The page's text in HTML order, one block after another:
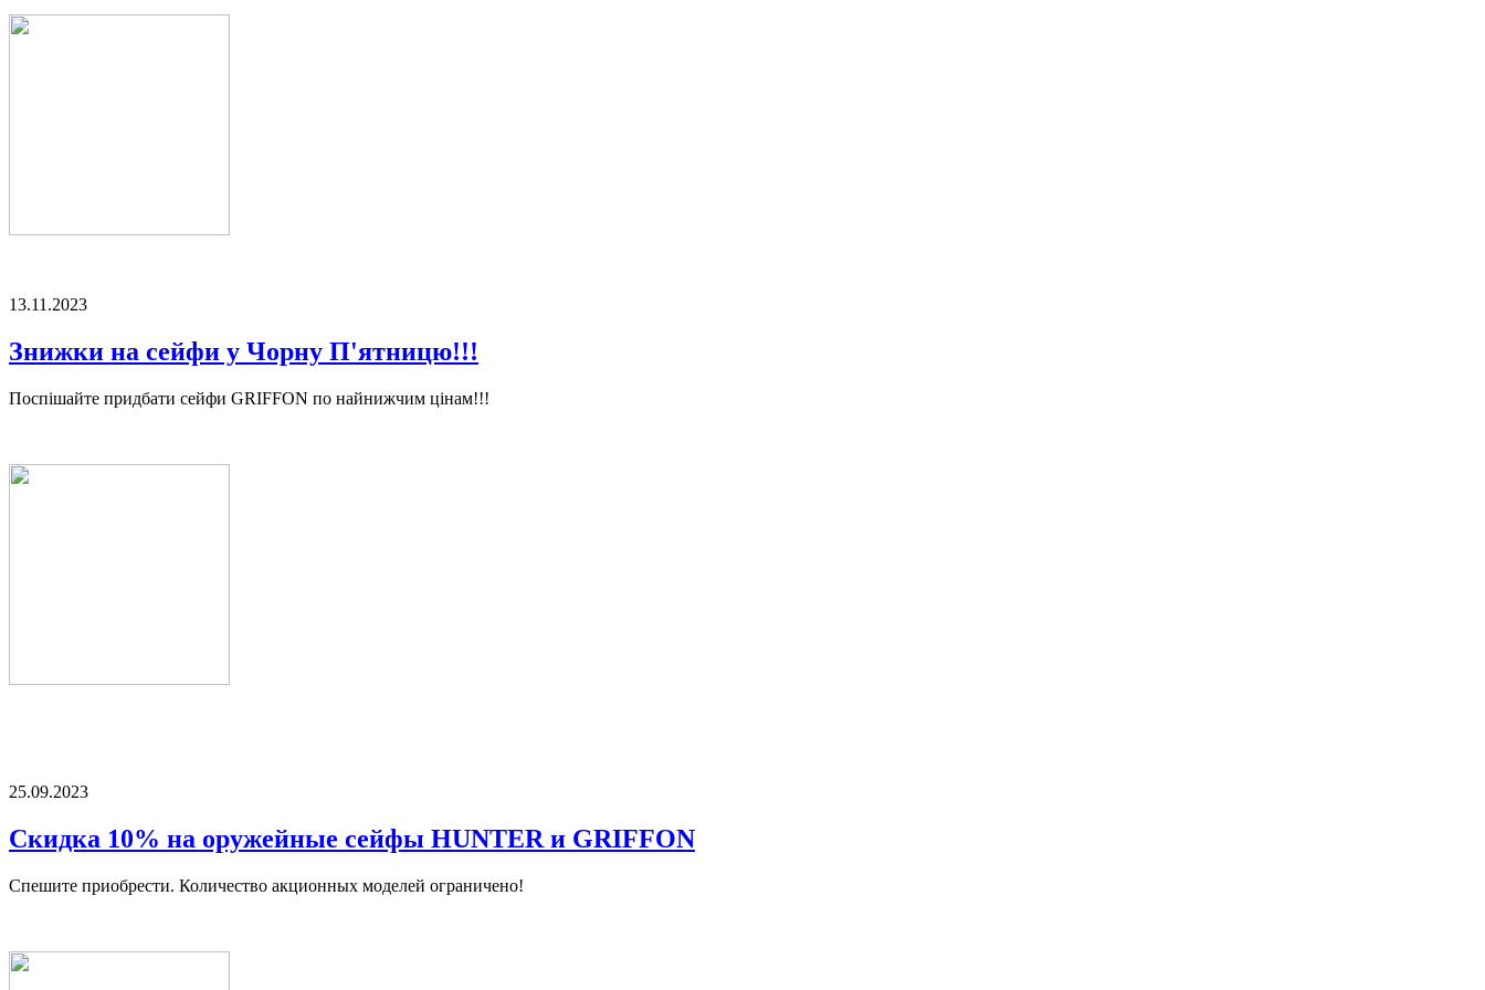
13.11.2023
Знижки на сейфи у Чорну П'ятницю!!!
Поспішайте придбати сейфи GRIFFON по найнижчим цінам!!!
25.09.2023
Скидка 10% на оружейные сейфы HUNTER и GRIFFON
Спешите приобрести. Количество акционных моделей ограничено!